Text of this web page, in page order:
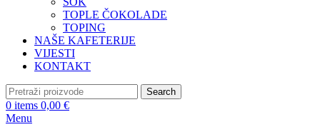
TOPLE ČOKOLADE
TOPING
NAŠE KAFETERIJE
VIJESTI
KONTAKT
Search
0 items 0,00 €
Menu